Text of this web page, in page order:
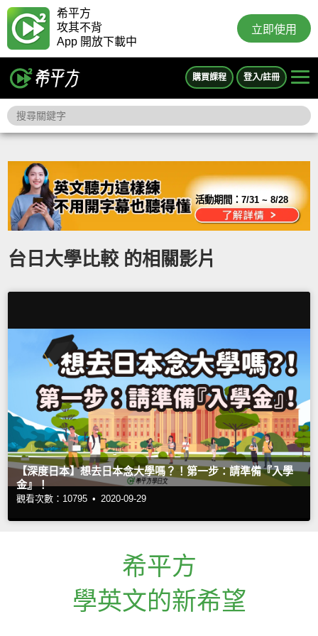
希平方
攻其不背
App 開放下載中
立即使用
購買課程 登入/註冊
活動期間：7/31 ~ 8/28
台日大學比較 的相關影片
【深度日本】想去日本念大學嗎？！第一步：請準備『入學
金』！
觀看次數：10795 • 2020-09-29
希平方
學英文的新希望